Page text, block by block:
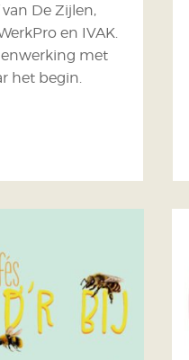
De Zijlen,
en IVAK.
met
het begin.